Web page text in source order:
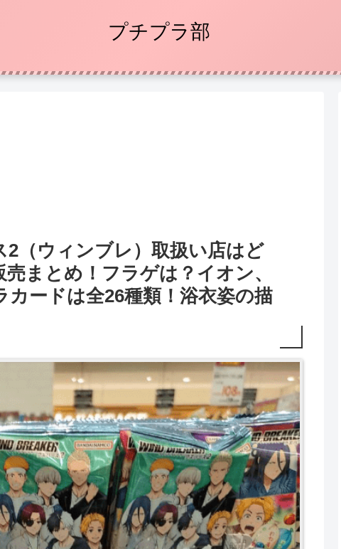
プチプラ部
（ウィンブレ）取扱い店はど
まとめ！フラゲは？イオン、
ードは全26種類！浴衣姿の描